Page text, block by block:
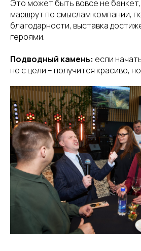
Это может быть вовсе не
маршрут по смыслам компании,
благодарности, выставка
героями.
Подводный камень: если
не с цели – получится красиво,